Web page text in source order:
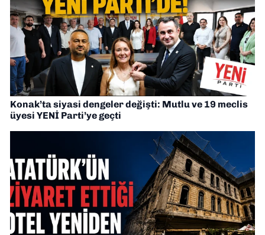
Konak’ta siyasi dengeler değişti: Mutlu ve 19 meclis
üyesi YENİ Parti’ye geçti